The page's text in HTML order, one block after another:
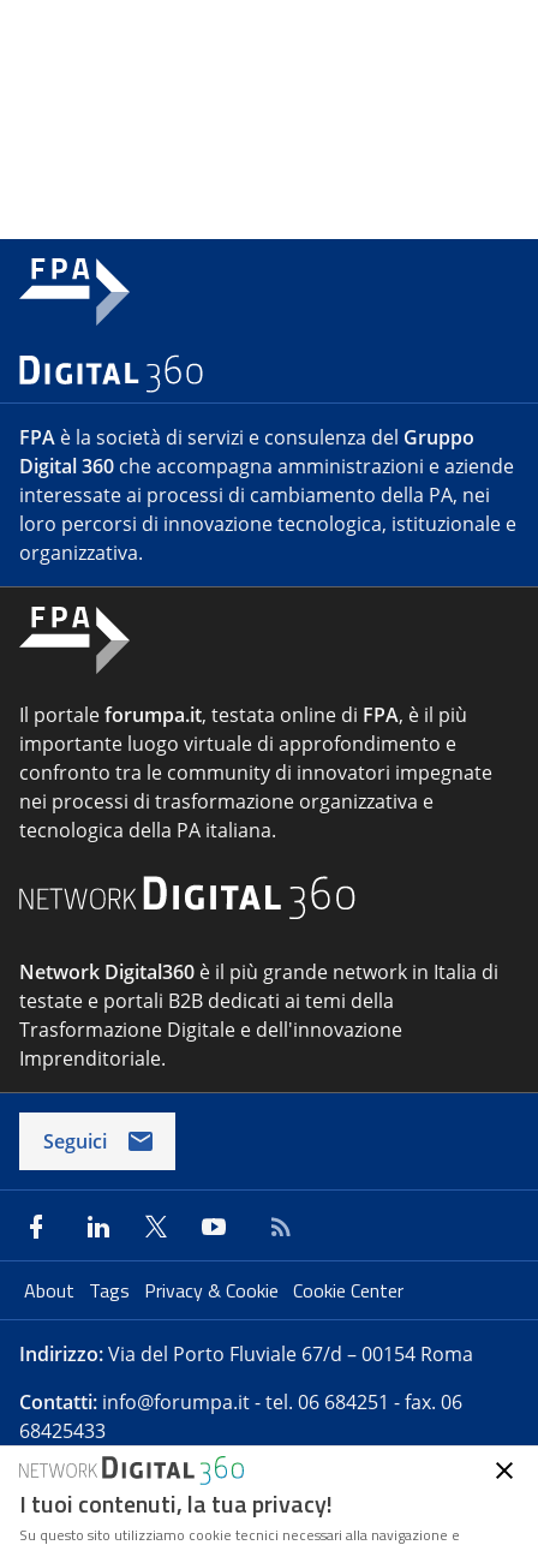
FPA è la società di servizi e consulenza del Gruppo
Digital 360 che accompagna amministrazioni e aziende
interessate ai processi di cambiamento della PA, nei
loro percorsi di innovazione tecnologica, istituzionale e
organizzativa.
Il portaleforumpa.it, testata online di FPA, è il più
importante luogo virtuale di approfondimento e
confronto tra le community di innovatori impegnate
nei processi di trasformazione organizzativa e
tecnologica della PA italiana.
Network Digital360 è il più grande network in Italia di
testate e portali B2B dedicati ai temi della
Trasformazione Digitale e dell'innovazione
Imprenditoriale.
Seguici
About Tags Privacy & Cookie Cookie Center
Indirizzo:Via del Porto Fluviale 67/d – 00154 Roma
Contatti: info@forumpa.it- tel. 06 684251 - fax. 06
68425433
Forumpa.itè una pubblicazione telematica iscritta
presso Registro della stampa del Tribunale di Roma -
I tuoi contenuti, la tua privacy!
Su questo sito utilizziamo cookie tecnici necessari alla navigazione e